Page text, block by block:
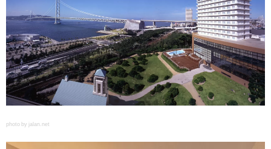
photo by jalan.net